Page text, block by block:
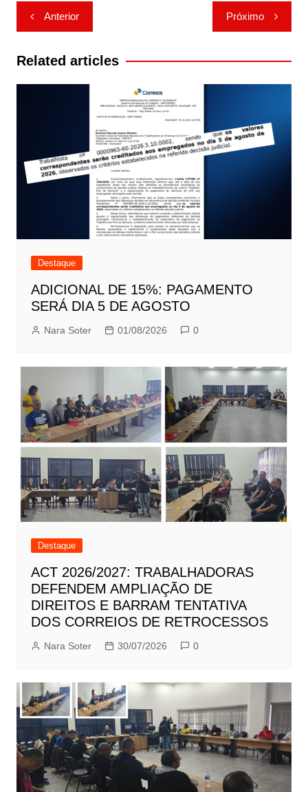
Navegação
de
Post
Anterior Próximo
Related articles
Destaque
ADICIONAL DE 15%: PAGAMENTO
SERÁ DIA 5 DE AGOSTO
Nara Soter 01/08/2026 0
Destaque
ACT 2026/2027: TRABALHADORAS
DEFENDEM AMPLIAÇÃO DE
DIREITOS E BARRAM TENTATIVA
DOS CORREIOS DE RETROCESSOS
Nara Soter 30/07/2026 0